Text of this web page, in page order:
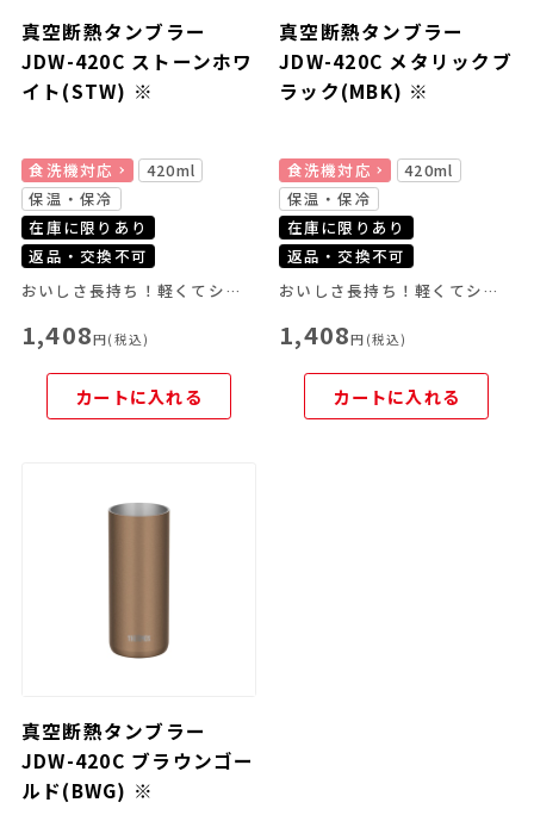
真空断熱タンブラー
JDW-420C ストーンホワ
イト(STW) ※
食洗機対応
420ml
保温・保冷
在庫に限りあり
返品・交換不可
おいしさ長持ち！軽くてシンプルなデザインのタンブラー
1,408円(税込)
カートに入れる
真空断熱タンブラー
JDW-420C メタリックブ
ラック(MBK) ※
食洗機対応
420ml
保温・保冷
在庫に限りあり
返品・交換不可
おいしさ長持ち！軽くてシンプルなデザインのタンブラー
1,408円(税込)
カートに入れる
真空断熱タンブラー
JDW-420C ブラウンゴー
ルド(BWG) ※